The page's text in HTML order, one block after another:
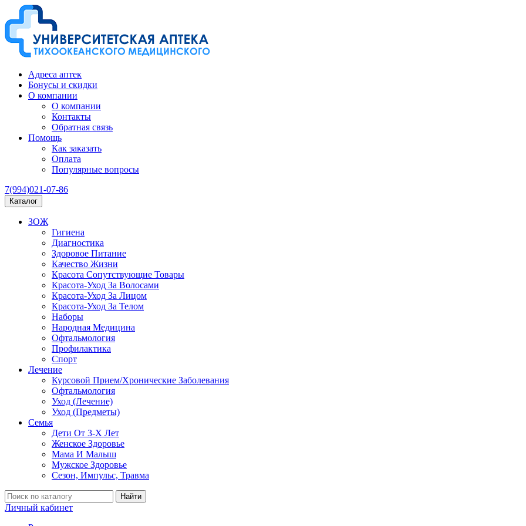
Адреса аптек
Бонусы и скидки
О компании
О компании
Контакты
Обратная связь
Помощь
Как заказать
Оплата
Популярные вопросы
7(994)021-07-86
Каталог
ЗОЖ
Гигиена
Диагностика
Здоровое Питание
Качество Жизни
Красота Сопутствующие Товары
Красота-Уход За Волосами
Красота-Уход За Лицом
Красота-Уход За Телом
Наборы
Народная Медицина
Офтальмология
Профилактика
Спорт
Лечение
Курсовой Прием/Хронические Заболевания
Офтальмология
Уход (Лечение)
Уход (Предметы)
Семья
Дети От 3-Х Лет
Женское Здоровье
Мама И Малыш
Мужское Здоровье
Сезон, Импульс, Травма
Найти
Личный кабинет